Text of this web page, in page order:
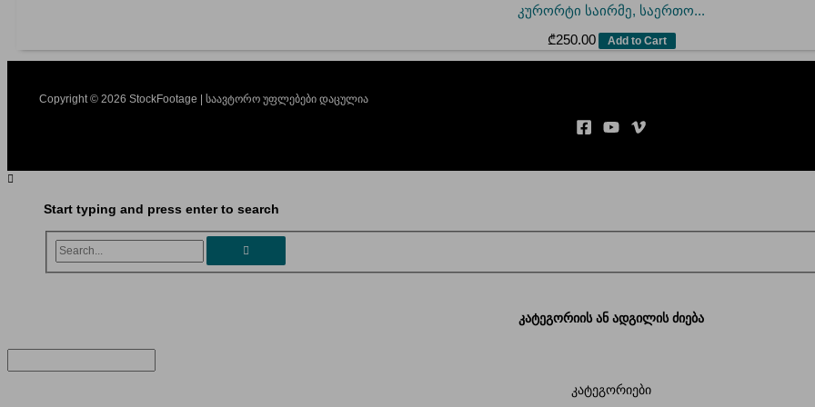
კურორტი საირმე, საერთო...
₾250.00 Add to Cart
Copyright © 2026 StockFootage | საავტორო უფლებები დაცულია
Start typing and press enter to search
Search...
კატეგორიის ან ადგილის ძიება
კატეგორიები